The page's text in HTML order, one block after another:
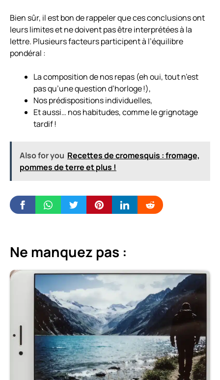
Bien sûr, il est bon de rappeler que ces conclusions ont
leurs limites et ne doivent pas être interprétées à la
lettre. Plusieurs facteurs participent à l’équilibre
pondéral :
La composition de nos repas (eh oui, tout n’est
pas qu’une question d’horloge !),
Nos prédispositions individuelles,
Et aussi… nos habitudes, comme le grignotage
tardif !
Also for you Recettes de cromesquis : fromage,
pommes de terre et plus !
Ne manquez pas :